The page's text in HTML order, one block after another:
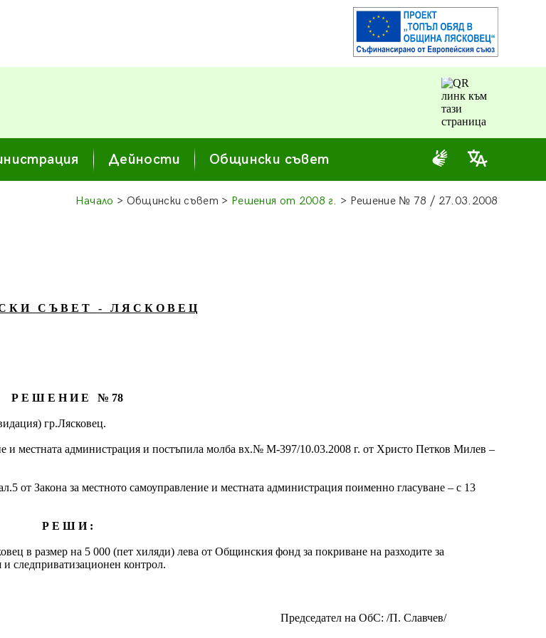
Дейности Общински съвет
Начало > Общински съвет > Решения от 2008 г. > Решение № 78 / 27.03.2008
К И С Ъ В Е Т - Л Я С К О В Е Ц
Р Е Ш Е Н И Е № 78
гр.Лясковец.
и местната администрация и постъпила молба вх.№ М-397/10.03.2008 г. от Христо Петков Милев –
от Закона за местното самоуправление и местната администрация поименно гласуване – с 13
Р Е Ш И :
в размер на 5 000 (пет хиляди) лева от Общинския фонд за покриване на разходите за
следприватизационен контрол.
Председател на ОбС: /П. Славчев/